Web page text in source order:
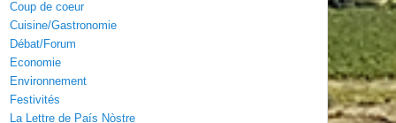
Coup de coeur
Cuisine/Gastronomie
Débat/Forum
Economie
Environnement
Festivités
La Lettre de País Nòstre